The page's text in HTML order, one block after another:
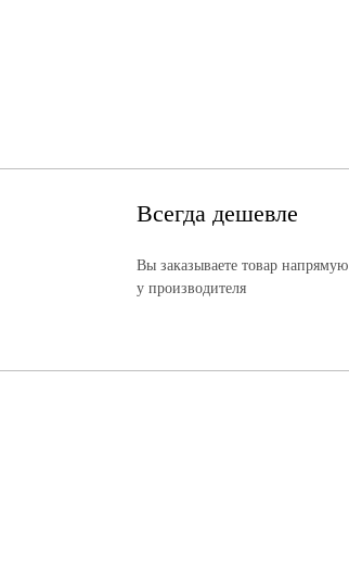
Всегда дешевле
Вы заказываете товар напрямую
у производителя